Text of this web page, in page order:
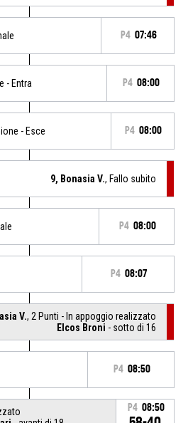
P4 07:46
- Entra P4 08:00
- Esce P4 08:00
9, Bonasia V., Fallo subito
P4 08:00
P4 08:07
V., 2 Punti - In appoggio realizzato
Elcos Broni - sotto di 16
P4 08:50
P4 08:50